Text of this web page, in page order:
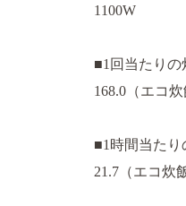
1100W
■1回当たりの
168.0（エコ
■1時間当た
21.7（エコ炊